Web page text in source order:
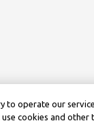
to operate our
cookies and